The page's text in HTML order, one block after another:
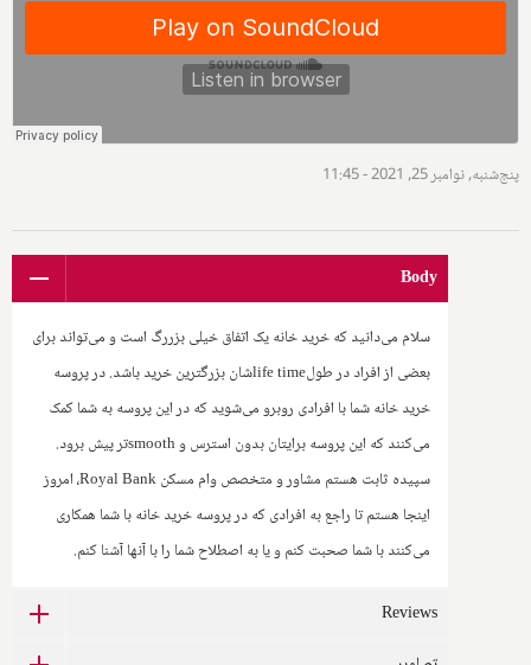
پنج‌شنبه, نوامبر 25, 2021 - 11:45
Body
سلام می‌دانید که خرید خانه یک اتفاق خیلی بزررگ است و می‌تواند برای
بعضی از افراد در طول‌life timeشان بزرگترین خرید باشد. در پروسه
خرید خانه شما با افرادی روبرو می‌شوید که در این پروسه به شما کمک
می‌کنند که این پروسه برایتان بدون استرس وsmoothتر پیش برود.
سپیده ثابت هستم مشاور ‌و متخصص وام مسکنRoyal Bank، امروز
اینجا هستم تا راجع به افرادی که در پروسه خرید خانه با شما همکاری
می‌کنند با شما صحبت کنم و یا به اصطلاح شما را با آنها آشنا کنم.
Reviews